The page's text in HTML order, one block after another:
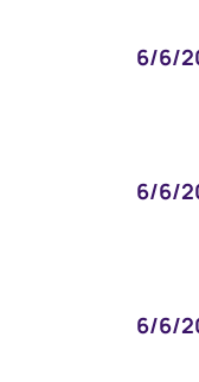
6/6/
6/6/
6/6/